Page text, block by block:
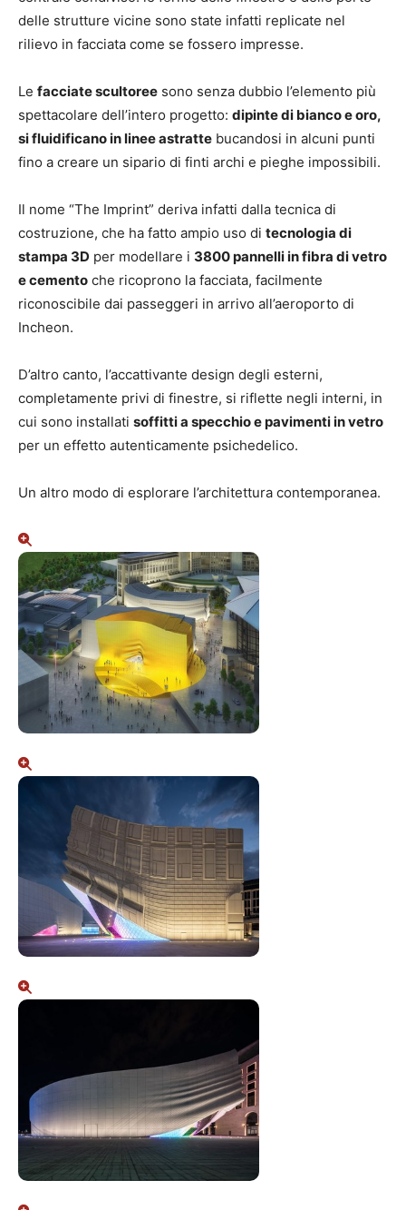
delle strutture vicine sono state infatti replicate nel
rilievo in facciata come se fossero impresse.
Le facciate scultoree sono senza dubbio l’elemento più
spettacolare dell’intero progetto: dipinte di bianco e oro,
si fluidificano in linee astratte bucandosi in alcuni punti
fino a creare un sipario di finti archi e pieghe impossibili.
Il nome “The Imprint” deriva infatti dalla tecnica di
costruzione, che ha fatto ampio uso di tecnologia di
stampa 3D per modellare i 3800 pannelli in fibra di vetro
e cemento che ricoprono la facciata, facilmente
riconoscibile dai passeggeri in arrivo all’aeroporto di
Incheon.
D’altro canto, l’accattivante design degli esterni,
completamente privi di finestre, si riflette negli interni, in
cui sono installati soffitti a specchio e pavimenti in vetro
per un effetto autenticamente psichedelico.
Un altro modo di esplorare l’architettura contemporanea.